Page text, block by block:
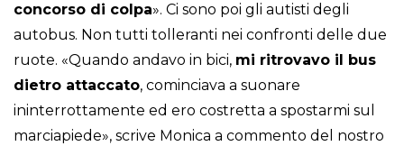
concorso di colpa». Ci sono poi gli autisti degli
autobus. Non tutti tolleranti nei confronti delle due
ruote. «Quando andavo in bici, mi ritrovavo il bus
dietro attaccato, cominciava a suonare
ininterrottamente ed ero costretta a spostarmi sul
marciapiede», scrive Monica a commento del nostro